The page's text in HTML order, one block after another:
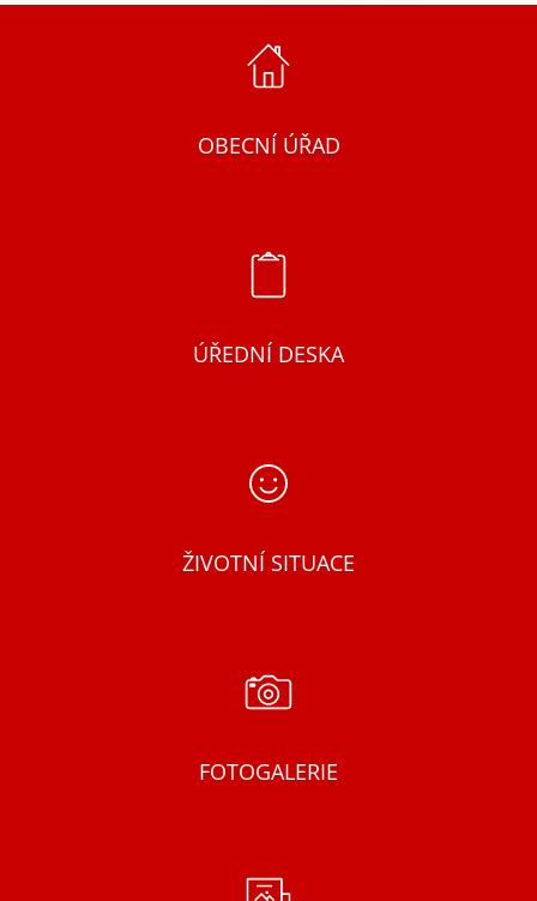
OBECNÍ ÚŘAD
ÚŘEDNÍ DESKA
ŽIVOTNÍ SITUACE
FOTOGALERIE